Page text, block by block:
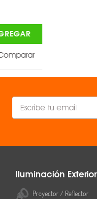
Iluminación Exterior
Proyector / Reflector